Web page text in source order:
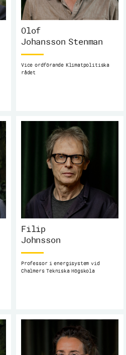
Olof
Johansson Stenman
Vice ordförande Klimatpolitiska
rådet
Filip
Johnsson
Professor i energisystem vid
Chalmers Tekniska Högskola